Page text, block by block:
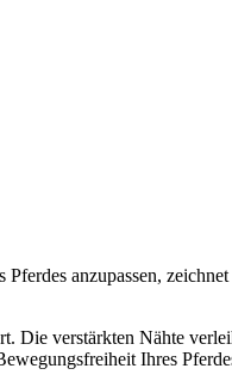
anzupassen,
Die verstärkten Nähte
Ihres